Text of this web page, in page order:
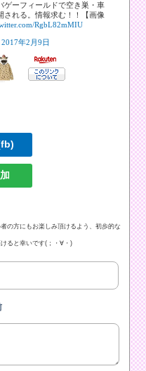
ーフィールドで空き巣・車
される。情報求む！！【画像
RgbL82mMIU
2017年2月9日
の方にもお楽しみ頂けるよう、初歩的な
ると幸いです(；・∀・)